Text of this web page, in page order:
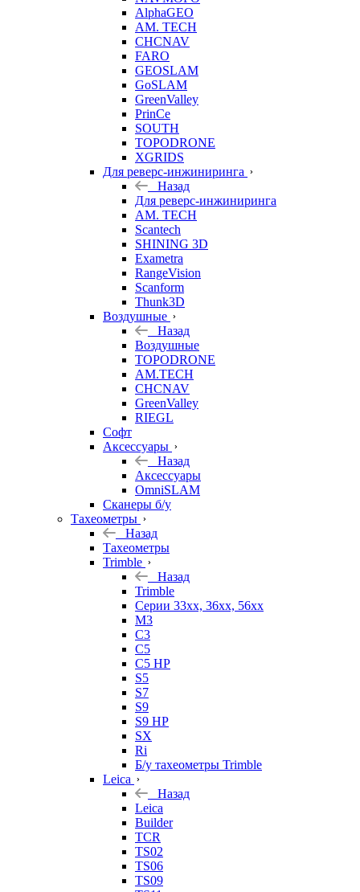
AlphaGEO
AM. TECH
CHCNAV
FARO
GEOSLAM
GoSLAM
GreenValley
PrinCe
SOUTH
TOPODRONE
XGRIDS
Для реверс-инжиниринга
Назад
Для реверс-инжиниринга
AM. TECH
Scantech
SHINING 3D
Exametra
RangeVision
Scanform
Thunk3D
Воздушные
Назад
Воздушные
TOPODRONE
AM.TECH
CHCNAV
GreenValley
RIEGL
Софт
Аксессуары
Назад
Аксессуары
OmniSLAM
Сканеры б/у
Тахеометры
Назад
Тахеометры
Trimble
Назад
Trimble
Серии 33xx, 36xx, 56xx
M3
C3
C5
C5 HP
S5
S7
S9
S9 HP
SX
Ri
Б/у тахеометры Trimble
Leica
Назад
Leica
Builder
TCR
TS02
TS06
TS09